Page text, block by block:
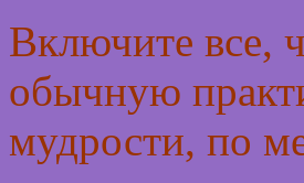
Включите все,
обычную
мудрости, по